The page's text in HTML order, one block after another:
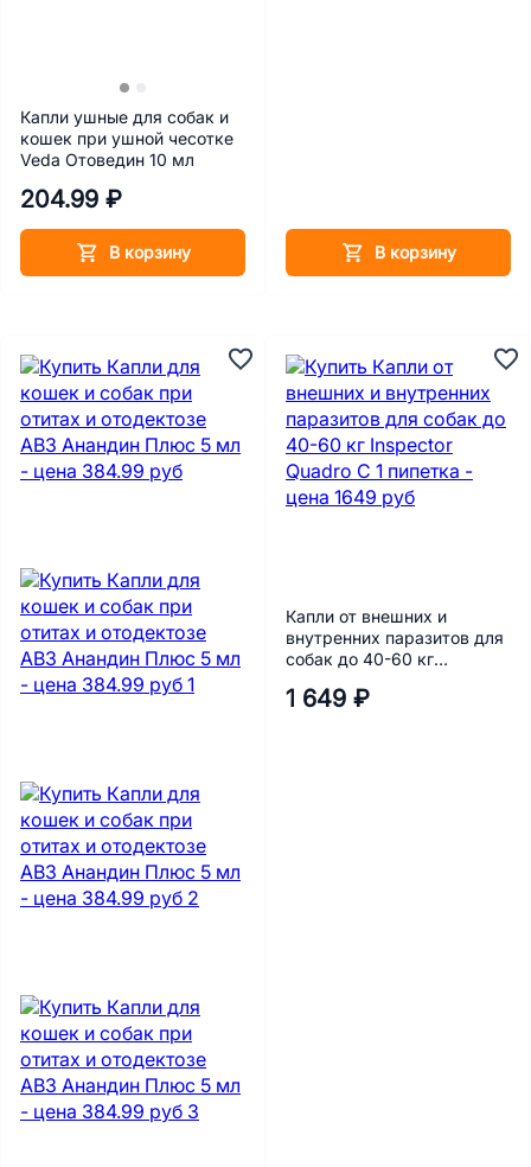
Капли ушные для собак и
кошек при ушной чесотке
Veda Отоведин 10 мл
204.99 ₽
В корзину В корзину
Капли от внешних и
внутренних паразитов для
собак до 40-60 кг
пипетка
1 649 ₽